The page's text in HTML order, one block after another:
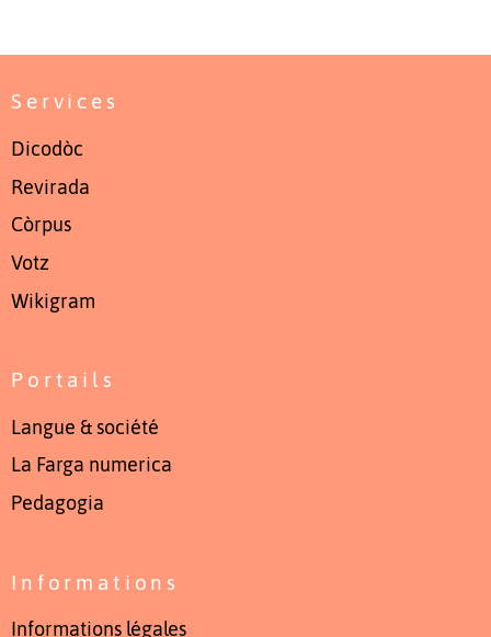
Services
Dicodòc
Revirada
Còrpus
Votz
Wikigram
Portails
Langue & société
La Farga numerica
Pedagogia
Informations
Informations légales